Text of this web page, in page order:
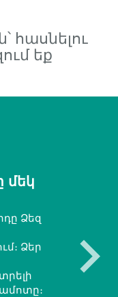
հասնելու
եք
մեկ
Ձեզ
Ձեր